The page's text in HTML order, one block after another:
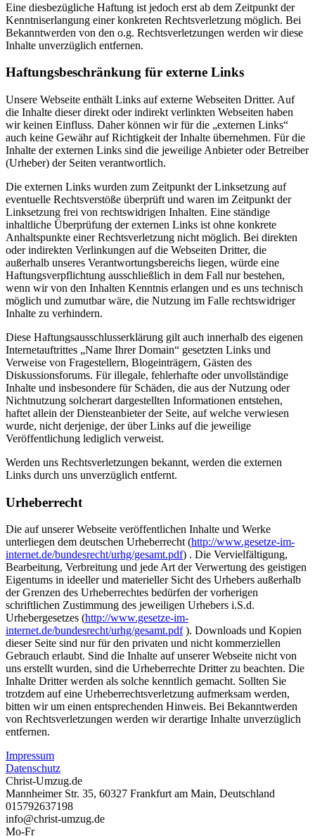
Eine diesbezügliche Haftung ist jedoch erst ab dem Zeitpunkt der
Kenntniserlangung einer konkreten Rechtsverletzung möglich. Bei
Bekanntwerden von den o.g. Rechtsverletzungen werden wir diese
Inhalte unverzüglich entfernen.
Haftungsbeschränkung für externe Links
Unsere Webseite enthält Links auf externe Webseiten Dritter. Auf
die Inhalte dieser direkt oder indirekt verlinkten Webseiten haben
wir keinen Einfluss. Daher können wir für die „externen Links“
auch keine Gewähr auf Richtigkeit der Inhalte übernehmen. Für die
Inhalte der externen Links sind die jeweilige Anbieter oder Betreiber
(Urheber) der Seiten verantwortlich.
Die externen Links wurden zum Zeitpunkt der Linksetzung auf
eventuelle Rechtsverstöße überprüft und waren im Zeitpunkt der
Linksetzung frei von rechtswidrigen Inhalten. Eine ständige
inhaltliche Überprüfung der externen Links ist ohne konkrete
Anhaltspunkte einer Rechtsverletzung nicht möglich. Bei direkten
oder indirekten Verlinkungen auf die Webseiten Dritter, die
außerhalb unseres Verantwortungsbereichs liegen, würde eine
Haftungsverpflichtung ausschließlich in dem Fall nur bestehen,
wenn wir von den Inhalten Kenntnis erlangen und es uns technisch
möglich und zumutbar wäre, die Nutzung im Falle rechtswidriger
Inhalte zu verhindern.
Diese Haftungsausschlusserklärung gilt auch innerhalb des eigenen
Internetauftrittes „Name Ihrer Domain“ gesetzten Links und
Verweise von Fragestellern, Blogeinträgern, Gästen des
Diskussionsforums. Für illegale, fehlerhafte oder unvollständige
Inhalte und insbesondere für Schäden, die aus der Nutzung oder
Nichtnutzung solcherart dargestellten Informationen entstehen,
haftet allein der Diensteanbieter der Seite, auf welche verwiesen
wurde, nicht derjenige, der über Links auf die jeweilige
Veröffentlichung lediglich verweist.
Werden uns Rechtsverletzungen bekannt, werden die externen
Links durch uns unverzüglich entfernt.
Urheberrecht
Die auf unserer Webseite veröffentlichen Inhalte und Werke
unterliegen dem deutschen Urheberrecht (http://www.gesetze-im-
internet.de/bundesrecht/urhg/gesamt.pdf) . Die Vervielfältigung,
Bearbeitung, Verbreitung und jede Art der Verwertung des geistigen
Eigentums in ideeller und materieller Sicht des Urhebers außerhalb
der Grenzen des Urheberrechtes bedürfen der vorherigen
schriftlichen Zustimmung des jeweiligen Urhebers i.S.d.
Urhebergesetzes (http://www.gesetze-im-
internet.de/bundesrecht/urhg/gesamt.pdf). Downloads und Kopien
dieser Seite sind nur für den privaten und nicht kommerziellen
Gebrauch erlaubt. Sind die Inhalte auf unserer Webseite nicht von
uns erstellt wurden, sind die Urheberrechte Dritter zu beachten. Die
Inhalte Dritter werden als solche kenntlich gemacht. Sollten Sie
trotzdem auf eine Urheberrechtsverletzung aufmerksam werden,
bitten wir um einen entsprechenden Hinweis. Bei Bekanntwerden
von Rechtsverletzungen werden wir derartige Inhalte unverzüglich
entfernen.
Impressum
Datenschutz
Christ-Umzug.de
Mannheimer Str. 35, 60327 Frankfurt am Main, Deutschland
015792637198
info@christ-umzug.de
Mo-Fr